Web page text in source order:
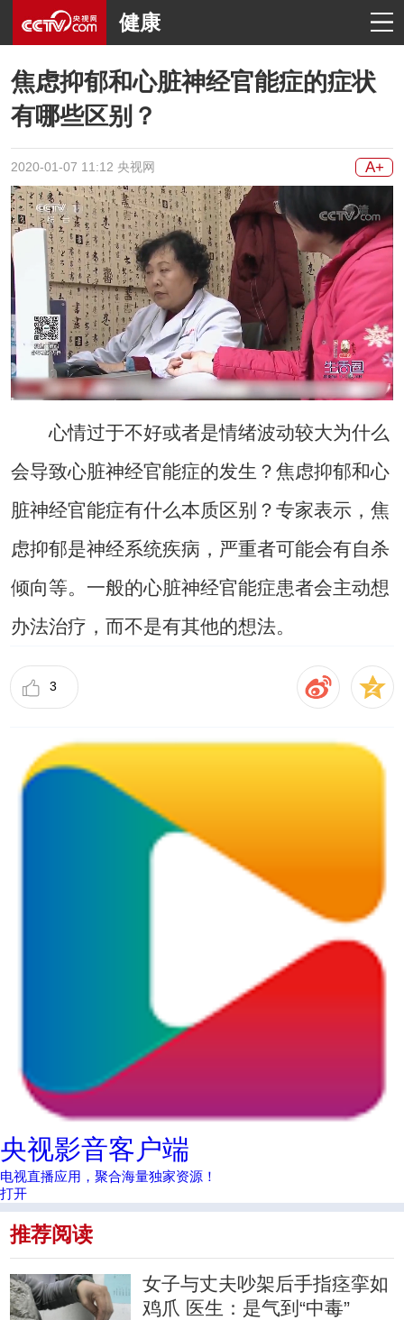
健康
焦虑抑郁和心脏神经官能症的症状
有哪些区别？
2020-01-07 11:12 央视网 A+
心情过于不好或者是情绪波动较大为什么
会导致心脏神经官能症的发生？焦虑抑郁和心
脏神经官能症有什么本质区别？专家表示，焦
虑抑郁是神经系统疾病，严重者可能会有自杀
倾向等。一般的心脏神经官能症患者会主动想
办法治疗，而不是有其他的想法。
3
央视影音客户端
电视直播应用，聚合海量独家资源！
打开
推荐阅读
女子与丈夫吵架后手指痉挛如
鸡爪 医生：是气到“中毒”